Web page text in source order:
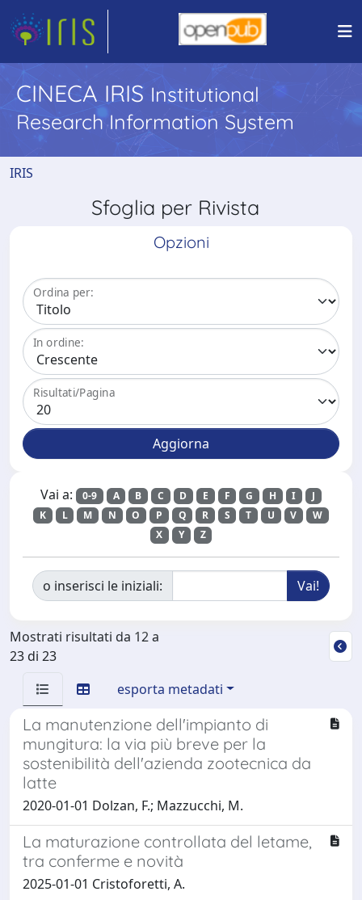
CINECA IRIS Institutional
Research Information System
IRIS
Sfoglia per Rivista
Opzioni
Ordina per:
In ordine:
Risultati/Pagina
Vai a: 0-9 A B C D E F G H I
J
K
L M N O P Q R S T U V
W
X
Y Z
o inserisci le iniziali:
Mostrati risultati da 12 a
23 di 23
esporta metadati
La manutenzione dell'impianto di
mungitura: la via più breve per la
sostenibilità dell'azienda zootecnica da
latte
2020-01-01 Dolzan, F.; Mazzucchi, M.
La maturazione controllata del letame,
tra conferme e novità
2025-01-01 Cristoforetti, A.